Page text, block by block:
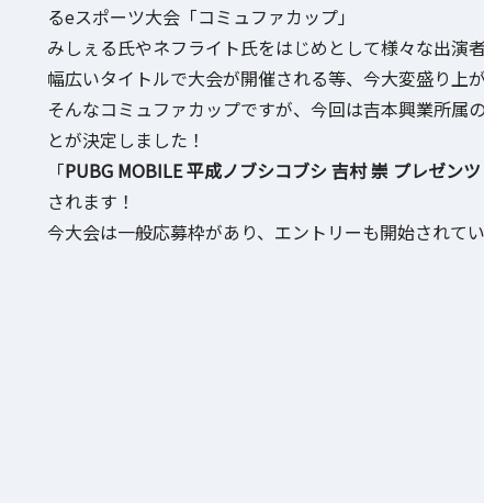
るeスポーツ大会「コミュファカップ」
みしぇる氏やネフライト氏をはじめとして様々な出演
幅広いタイトルで大会が開催される等、今大変盛り上
そんなコミュファカップですが、今回は吉本興業所属
とが決定しました！
「PUBG MOBILE 平成ノブシコブシ 吉村 崇 プレゼン
されます！
今大会は一般応募枠があり、エントリーも開始されて